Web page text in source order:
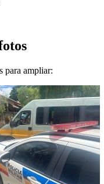
para ampliar: